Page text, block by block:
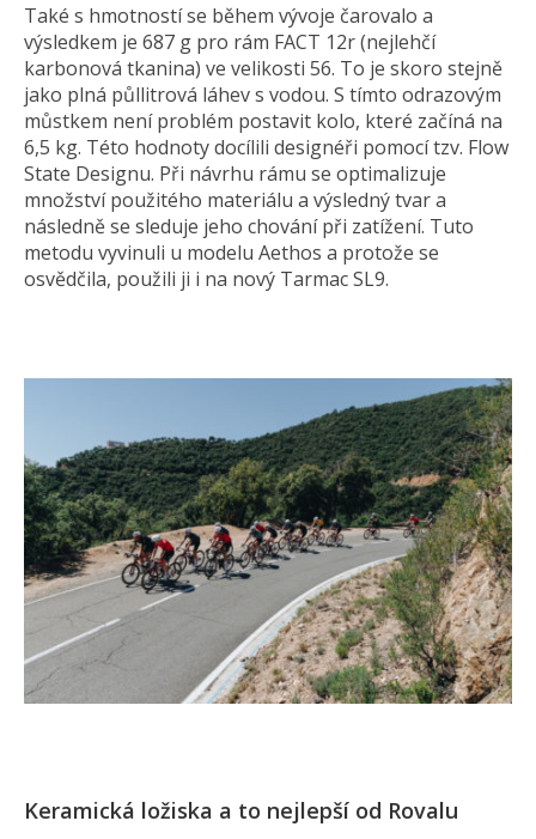
Také s hmotností se během vývoje čarovalo a
výsledkem je 687 g pro rám FACT 12r (nejlehčí
karbonová tkanina) ve velikosti 56. To je skoro stejně
jako plná půllitrová láhev s vodou. S tímto odrazovým
můstkem není problém postavit kolo, které začíná na
6,5 kg. Této hodnoty docílili designéři pomocí tzv. Flow
State Designu. Při návrhu rámu se optimalizuje
množství použitého materiálu a výsledný tvar a
následně se sleduje jeho chování při zatížení. Tuto
metodu vyvinuli u modelu Aethos a protože se
osvědčila, použili ji i na nový Tarmac SL9.
Keramická ložiska a to nejlepší od Rovalu